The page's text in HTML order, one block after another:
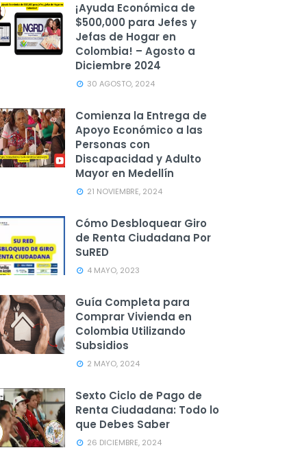
¡Ayuda Económica de
$500,000 para Jefes y
Jefas de Hogar en
Colombia! – Agosto a
Diciembre 2024
30 AGOSTO, 2024
Comienza la Entrega de
Apoyo Económico a las
Personas con
Discapacidad y Adulto
Mayor en Medellín
21 NOVIEMBRE, 2024
Cómo Desbloquear Giro
de Renta Ciudadana Por
SuRED
4 MAYO, 2023
Guía Completa para
Comprar Vivienda en
Colombia Utilizando
Subsidios
2 MAYO, 2024
Sexto Ciclo de Pago de
Renta Ciudadana: Todo lo
que Debes Saber
26 DICIEMBRE, 2024